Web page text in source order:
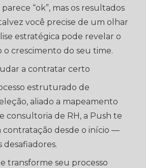
“ok”, mas os resultados
você precise de um olhar
estratégica pode revelar o
o crescimento do seu time.
a contratar certo
estruturado de
aliado a mapeamento
consultoria de RH, a Push te
contratação desde o início —
desafiadores.
transforme seu processo